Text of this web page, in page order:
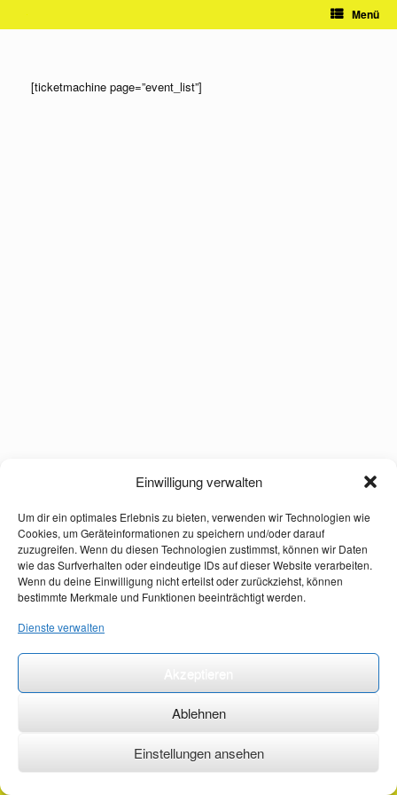
Einwilligung verwalten
Um dir ein optimales Erlebnis zu bieten, verwenden wir Technologien wie
Cookies, um Geräteinformationen zu speichern und/oder darauf
zuzugreifen. Wenn du diesen Technologien zustimmst, können wir Daten
wie das Surfverhalten oder eindeutige IDs auf dieser Website verarbeiten.
Wenn du deine Einwilligung nicht erteilst oder zurückziehst, können
bestimmte Merkmale und Funktionen beeinträchtigt werden.
Dienste verwalten
Ablehnen
Einstellungen ansehen
Menü
[ticketmachine page=”event_list”]
©2026 ·erstehilfekurs-mauch.de ·AGB ·Datenschutzerklärung ·Impressum ·